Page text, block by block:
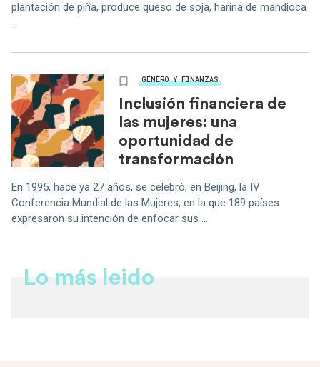
plantación de piña, produce queso de soja, harina de mandioca
...
GÉNERO Y FINANZAS
Inclusión financiera de
las mujeres: una
oportunidad de
transformación
En 1995, hace ya 27 años, se celebró, en Beijing, la IV
Conferencia Mundial de las Mujeres, en la que 189 países
expresaron su intención de enfocar sus ...
Lo más leido